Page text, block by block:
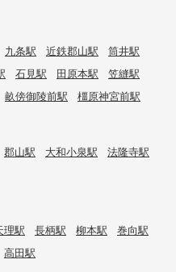
九条駅 近鉄郡山駅
筒井駅
石見駅 田原本駅
笠縫駅
畝傍御陵前駅 橿原神宮前駅
郡山駅 大和小泉駅
法隆寺駅
理駅 長柄駅 柳本駅
巻向駅
高田駅